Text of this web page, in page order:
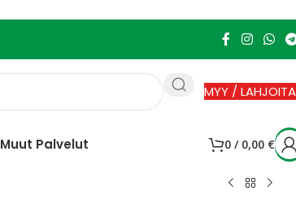
MYY / LAHJOITA
Muut Palvelut 0 / 0,00 €